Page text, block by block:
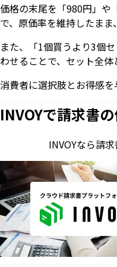
価格の末尾を「980円」や
で、原価率を維持したまま
また、「1個買うより3個
わせることで、セット全
消費者に選択肢とお得感
INVOYで請求書の
INVOYなら請